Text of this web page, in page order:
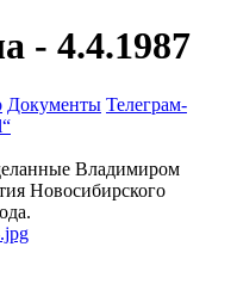
- 4.4.1987
Документы Телеграм-
Владимиром
Новосибирского